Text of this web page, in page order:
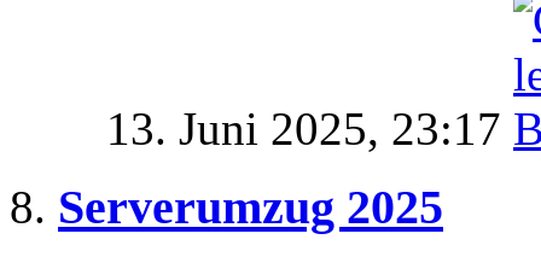
13. Juni 2025, 23:17
Serverumzug 2025